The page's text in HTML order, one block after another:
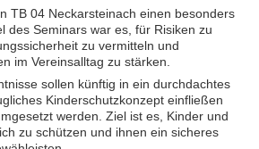
TB 04 Neckarsteinach einen besonders
des Seminars war es, für Risiken zu
zu vermitteln und
im Vereinsalltag zu stärken.
sollen künftig in ein durchdachtes
Kinderschutzkonzept einfließen
werden. Ziel ist es, Kinder und
zu schützen und ihnen ein sicheres